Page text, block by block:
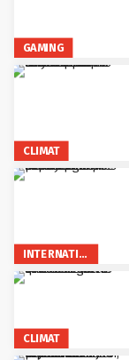
GAMING
CLIMAT
INTERNATIONAL
CLIMAT